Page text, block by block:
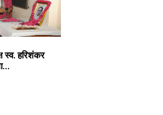
स्व. हरिशंकर